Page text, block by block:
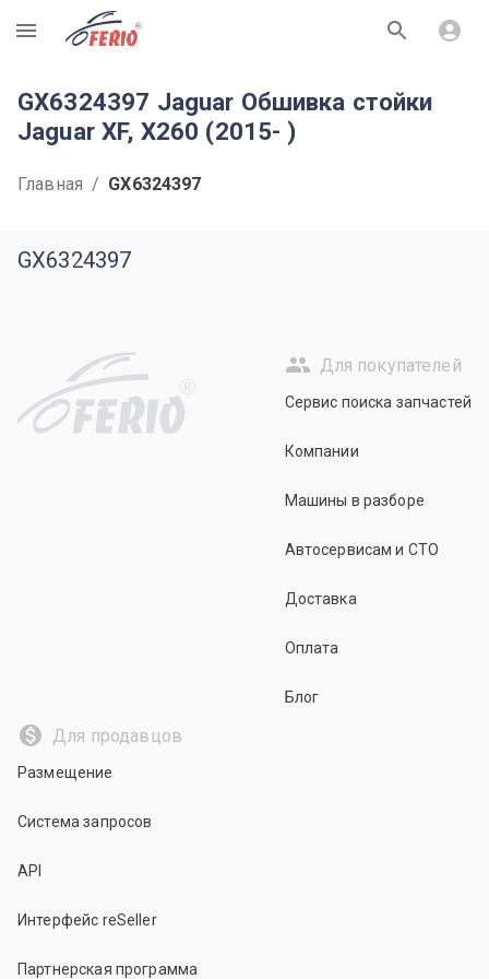
R
GX6324397 Jaguar Обшивка стойки
Jaguar XF, X260 (2015- )
Главная / GX6324397
GX6324397
R
Для покупателей
Сервис поиска запчастей
Компании
Машины в разборе
Автосервисам и СТО
Доставка
Оплата
Блог
Для продавцов
Размещение
Система запросов
API
Интерфейс reSeller
Партнерская программа